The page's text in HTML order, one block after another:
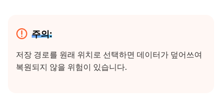
주의:
저장 경로를 원래 위치로 선택하면 데이터가 덮어쓰여
복원되지 않을 위험이 있습니다.